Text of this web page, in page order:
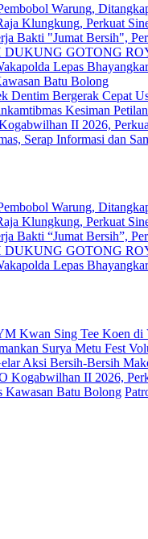
Warung,
Klungkung, Perkuat
Bakti "Jumat Bersih",
GOTONG
Lepas
Batu Bolong
Dentim Bergerak Cepat
Kesiman
II 2026,
Serap Informasi dan
Warung,
Klungkung, Perkuat
Bakti “Jumat Bersih”,
GOTONG
Lepas